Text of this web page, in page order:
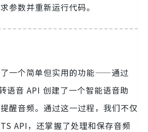
参数并重新运行代码。
一个简单但实用的功能——通过
语音 API 创建了一个智能语音助
醒音频。通过这一过程，我们不仅
API，还掌握了处理和保存音频